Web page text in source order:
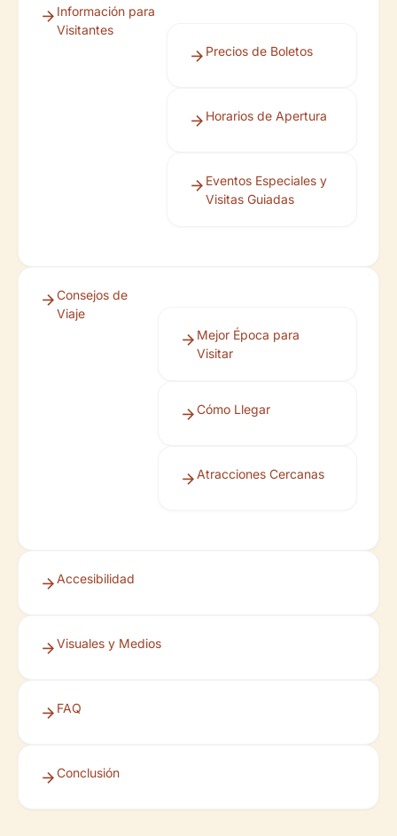
Información para
Visitantes
Precios de Boletos
Horarios de Apertura
Eventos Especiales y
Visitas Guiadas
Consejos de
Viaje
Mejor Época para
Visitar
Cómo Llegar
Atracciones Cercanas
Accesibilidad
Visuales y Medios
FAQ
Conclusión